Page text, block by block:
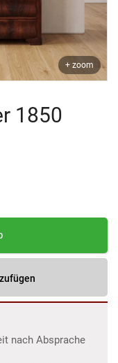
+ zoom
1850
nach Absprache